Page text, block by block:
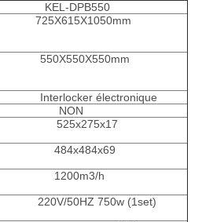
KEL-DPB550
725X615X1050mm
550X550X550mm
Interlocker électronique
NON
525x275x17
484x484x69
1200m3/h
220V/50HZ 750w (1set)